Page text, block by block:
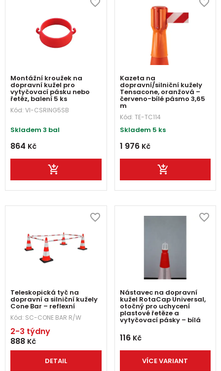
Montážní kroužek na
dopravní kužel pro
vytyčovací pásku nebo
řetěz, balení 5 ks
Kód: VI-CSRING5SB
Skladem 3 bal
864 Kč
Kazeta na
dopravní/silniční kužely
Tensacone, oranžová –
červeno-bílé pásmo 3,65
m
Kód: TE-TC114
Skladem 5 ks
1 976 Kč
Teleskopická tyč na
dopravní a silniční kužely
Cone Bar – reflexní
Kód: SC-CONE BAR R/W
2-3 týdny
888 Kč
DETAIL
Nástavec na dopravní
kužel RotaCap Universal,
otočný pro uchycení
plastové řetěze a
vytyčovací pásky – bílá
116 Kč
VÍCE VARIANT